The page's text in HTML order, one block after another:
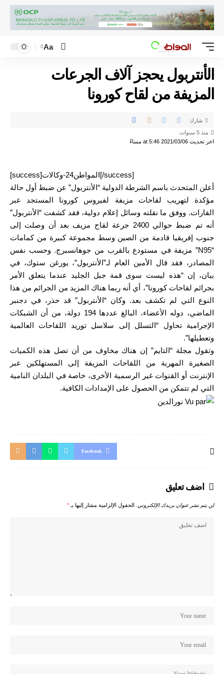
Aa
الأنتربول يحجز آلاف الجرعات
المزيفة من لقاح كورونا
اخر تحديث 2021/03/06 at 5:46 مساءً
منذ 5 سنوات
شارك
[success]المواطن24-وكالات[/success]
أعلن المتحدث باسم الشرطة الدولية “الأنتربول” عن ضبط أول حالة
مؤكدة لتهريب لقاحات مزيفة لفيروس كورونا المستجد عبر
القارات. ووفق ما نقلته وسائل إعلام دولية، فقد كشفت “الأنتربول”
أنه تم ضبط حوالي 2400 جرعة لقاح مزيف بعد أن وصلت إلى
جنوب إفريقيا قادمة من الصين وسط مجموعة كبيرة من كمامات
“N95” مزيفة في مستودع بالقرب من جوهانسبرج. وحسب نفس
المصادر، فقد قال الأمين العام لـ”الأنتربول”، يورغن ستوك، في
بيان، إن “هذه ليست سوى قمة جبل الجليد عندما يتعلق الأمر
بجرائم لقاحات كورونا”، أي أنه ربما هناك المزيد من الجرائم من هذا
النوع التي لم تكشف بعد. وكان “الأنتربول” قد حذر، في دجنبر
الماضي، دوله الأعضاء، البالغ عددها 194 دولة، من أن الشبكات
الإجرامية تحاول “التسلل إلى سلاسل توريد اللقاحات العالمية
وتعطيلها”.
وتقول مجلة “التايم” إن هناك مخاوف من أن تصل هذه الكميات
الصغيرة المهربة من اللقاحات المزيفة إلى المستهلكين عبر
الإنترنت أو القنوات غير الرسمية الأخرى، خاصة في البلدان النامية
التي لم تتمكن من الحصول على الإمدادات الكافية.
Facebook
اضف تعليق
لن يتم نشر عنوان بريدك الإلكتروني. الحقول الإلزامية مشار إليها بـ*